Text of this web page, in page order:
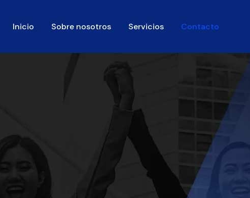
Inicio Sobre nosotros Servicios Contacto